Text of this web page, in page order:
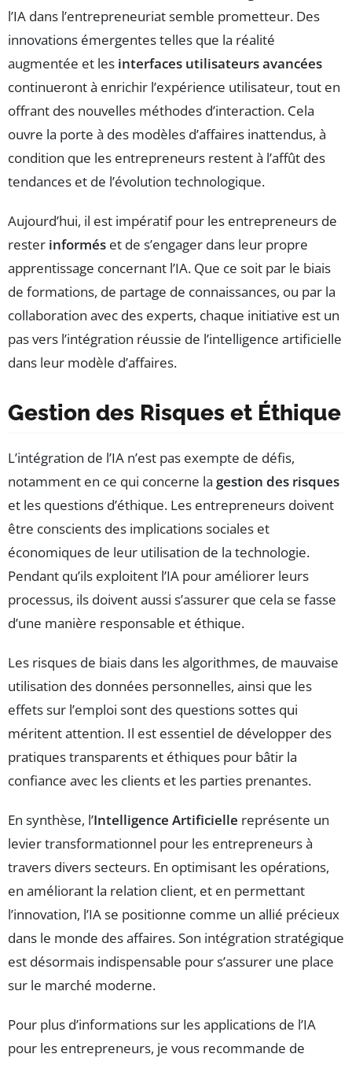
l’IA dans l’entrepreneuriat semble prometteur. Des
innovations émergentes telles que la réalité
augmentée et les interfaces utilisateurs avancées
continueront à enrichir l’expérience utilisateur, tout en
offrant des nouvelles méthodes d’interaction. Cela
ouvre la porte à des modèles d’affaires inattendus, à
condition que les entrepreneurs restent à l’affût des
tendances et de l’évolution technologique.
Aujourd’hui, il est impératif pour les entrepreneurs de
rester informés et de s’engager dans leur propre
apprentissage concernant l’IA. Que ce soit par le biais
de formations, de partage de connaissances, ou par la
collaboration avec des experts, chaque initiative est un
pas vers l’intégration réussie de l’intelligence artificielle
dans leur modèle d’affaires.
Gestion des Risques et Éthique
L’intégration de l’IA n’est pas exempte de défis,
notamment en ce qui concerne la gestion des risques
et les questions d’éthique. Les entrepreneurs doivent
être conscients des implications sociales et
économiques de leur utilisation de la technologie.
Pendant qu’ils exploitent l’IA pour améliorer leurs
processus, ils doivent aussi s’assurer que cela se fasse
d’une manière responsable et éthique.
Les risques de biais dans les algorithmes, de mauvaise
utilisation des données personnelles, ainsi que les
effets sur l’emploi sont des questions sottes qui
méritent attention. Il est essentiel de développer des
pratiques transparents et éthiques pour bâtir la
confiance avec les clients et les parties prenantes.
En synthèse, l’Intelligence Artificielle représente un
levier transformationnel pour les entrepreneurs à
travers divers secteurs. En optimisant les opérations,
en améliorant la relation client, et en permettant
l’innovation, l’IA se positionne comme un allié précieux
dans le monde des affaires. Son intégration stratégique
est désormais indispensable pour s’assurer une place
sur le marché moderne.
Pour plus d’informations sur les applications de l’IA
pour les entrepreneurs, je vous recommande de